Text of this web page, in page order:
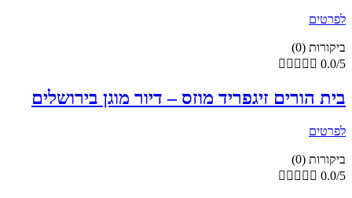
לפרטים
ביקורות (0)
     0.0/5
בית הורים זיגפריד מוזס – דיור מוגן בירושלים
לפרטים
ביקורות (0)
     0.0/5